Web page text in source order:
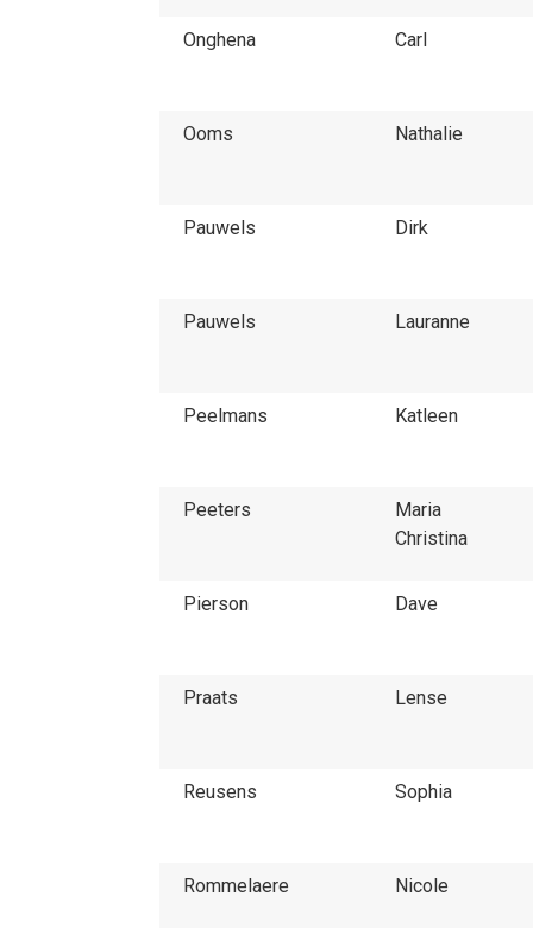
Onghena Carl
Ooms Nathalie
Pauwels Dirk
Pauwels Lauranne
Peelmans Katleen
Peeters
Maria
Christina
Pierson Dave
Praats Lense
Reusens Sophia
Rommelaere Nicole